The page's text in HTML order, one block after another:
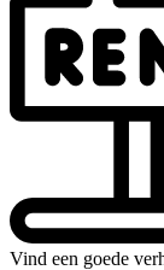
Vind een goede